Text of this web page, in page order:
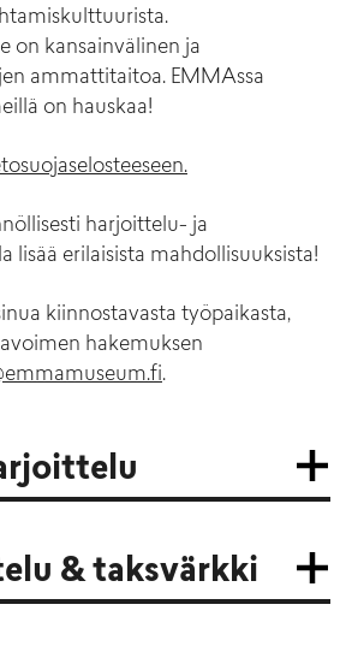
on kansainvälinen ja
ammattitaitoa. EMMAssa
on hauskaa!
harjoittelu- ja
lisää erilaisista mahdollisuuksista!
kiinnostavasta työpaikasta,
hakemuksen
.
& taksvärkki